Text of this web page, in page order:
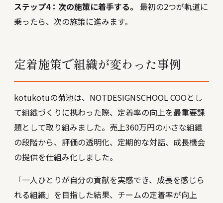
ステップ4：次の施策に着手する。 最初の2つが軌道に
乗ったら、次の施策に進みます。
定着施策で組織が変わった事例
kotukotuの菊池は、NOTDESIGNSCHOOL COOとし
て組織づくりに携わった際、定着率の向上を最重要課
題として取り組みました。売上360万円の小さな組織
の段階から、評価の透明化、定期的な対話、成長機会
の提供を仕組み化しました。
「一人ひとりが自分の貢献を実感でき、成長を感じら
れる組織」を目指した結果、チームの定着率が向上